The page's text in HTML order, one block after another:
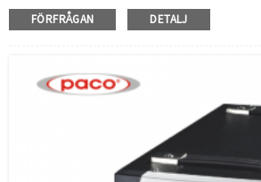
ΔMer detaljer: 1.Vi är den specialiserade tillverkaren av
spänningsregulator och har 2 års erfarenhet av
andra länder...
FÖRFRÅGAN DETALJ